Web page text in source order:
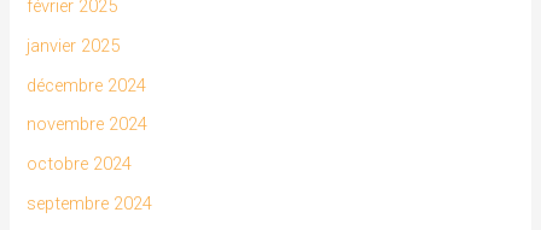
février 2025
janvier 2025
décembre 2024
novembre 2024
octobre 2024
septembre 2024